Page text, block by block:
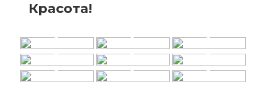
Красота!
+ + +
+ + +
+ + +